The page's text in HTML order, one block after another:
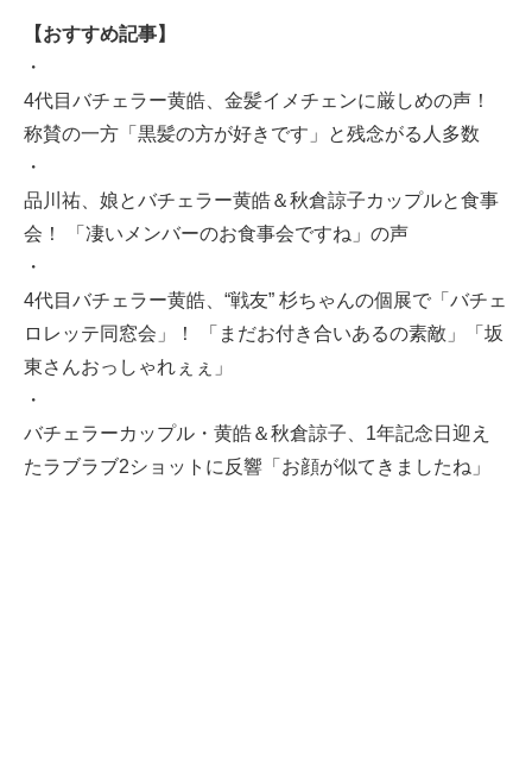
【おすすめ記事】
・
4代目バチェラー黄皓、金髪イメチェンに厳しめの声！
称賛の一方「黒髪の方が好きです」と残念がる人多数
・
品川祐、娘とバチェラー黄皓＆秋倉諒子カップルと食事
会！ 「凄いメンバーのお食事会ですね」の声
・
4代目バチェラー黄皓、“戦友” 杉ちゃんの個展で「バチェ
ロレッテ同窓会」！ 「まだお付き合いあるの素敵」「坂
東さんおっしゃれぇぇ」
・
バチェラーカップル・黄皓＆秋倉諒子、1年記念日迎え
たラブラブ2ショットに反響「お顔が似てきましたね」